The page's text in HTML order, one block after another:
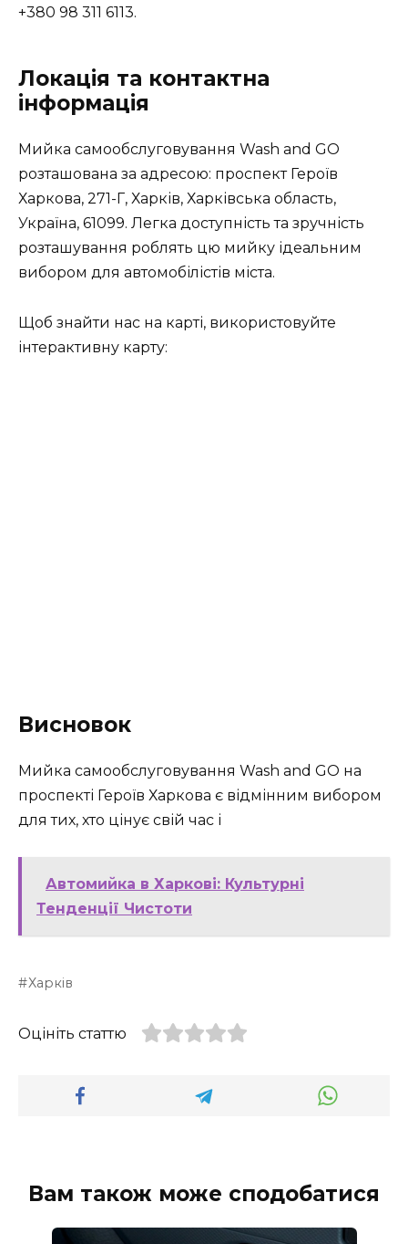
+380 98 311 6113.
Локація та контактна
інформація
Мийка самообслуговування Wash and GO
розташована за адресою: проспект Героїв
Харкова, 271-Г, Харків, Харківська область,
Україна, 61099. Легка доступність та зручність
розташування роблять цю мийку ідеальним
вибором для автомобілістів міста.
Щоб знайти нас на карті, використовуйте
інтерактивну карту:
Висновок
Мийка самообслуговування Wash and GO на
проспекті Героїв Харкова є відмінним вибором
для тих, хто цінує свій час і
Автомийка в Харкові: Культурні
Тенденції Чистоти
Харків
Оцініть статтю
Вам також може сподобатися